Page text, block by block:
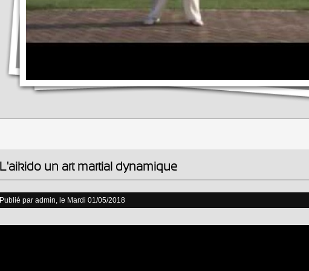
L'aikido un art martial dynamique
Publié par admin, le Mardi 01/05/2018